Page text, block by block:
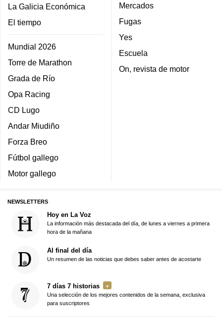
La Galicia Económica
El tiempo
Mundial 2026
Torre de Marathon
Grada de Río
Opa Racing
CD Lugo
Andar Miudiño
Forza Breo
Fútbol gallego
Motor gallego
Mercados
Fugas
Yes
Escuela
On, revista de motor
NEWSLETTERS
Hoy en La Voz
La información más destacada del día, de lunes a viernes a primera
hora de la mañana
Al final del día
Un resumen de las noticias que debes saber antes de acostarte
7 días 7 historias
Una selección de los mejores contenidos de la semana, exclusiva
para suscriptores